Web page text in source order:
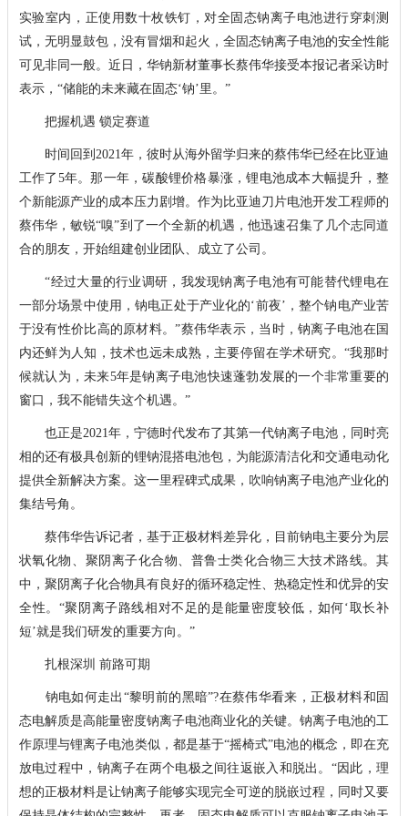
实验室内，正使用数十枚铁钉，对全固态钠离子电池进行穿刺测
试，无明显鼓包，没有冒烟和起火，全固态钠离子电池的安全性能
可见非同一般。近日，华钠新材董事长蔡伟华接受本报记者采访时
表示，“储能的未来藏在固态‘钠’里。”
把握机遇 锁定赛道
时间回到2021年，彼时从海外留学归来的蔡伟华已经在比亚迪
工作了5年。那一年，碳酸锂价格暴涨，锂电池成本大幅提升，整
个新能源产业的成本压力剧增。作为比亚迪刀片电池开发工程师的
蔡伟华，敏锐“嗅”到了一个全新的机遇，他迅速召集了几个志同道
合的朋友，开始组建创业团队、成立了公司。
“经过大量的行业调研，我发现钠离子电池有可能替代锂电在
一部分场景中使用，钠电正处于产业化的‘前夜’，整个钠电产业苦
于没有性价比高的原材料。”蔡伟华表示，当时，钠离子电池在国
内还鲜为人知，技术也远未成熟，主要停留在学术研究。“我那时
候就认为，未来5年是钠离子电池快速蓬勃发展的一个非常重要的
窗口，我不能错失这个机遇。”
也正是2021年，宁德时代发布了其第一代钠离子电池，同时亮
相的还有极具创新的锂钠混搭电池包，为能源清洁化和交通电动化
提供全新解决方案。这一里程碑式成果，吹响钠离子电池产业化的
集结号角。
蔡伟华告诉记者，基于正极材料差异化，目前钠电主要分为层
状氧化物、聚阴离子化合物、普鲁士类化合物三大技术路线。其
中，聚阴离子化合物具有良好的循环稳定性、热稳定性和优异的安
全性。“聚阴离子路线相对不足的是能量密度较低，如何‘取长补
短’就是我们研发的重要方向。”
扎根深圳 前路可期
钠电如何走出“黎明前的黑暗”?在蔡伟华看来，正极材料和固
态电解质是高能量密度钠离子电池商业化的关键。钠离子电池的工
作原理与锂离子电池类似，都是基于“摇椅式”电池的概念，即在充
放电过程中，钠离子在两个电极之间往返嵌入和脱出。“因此，理
想的正极材料是让钠离子能够实现完全可逆的脱嵌过程，同时又要